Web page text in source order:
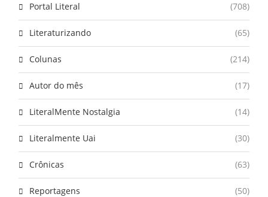
Portal Literal (708)
Literaturizando (65)
Colunas (214)
Autor do mês (17)
LiteralMente Nostalgia (14)
Literalmente Uai (30)
Crônicas (63)
Reportagens (50)